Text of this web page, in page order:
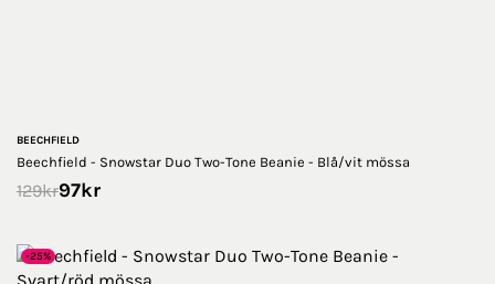
BEECHFIELD
Beechfield - Snowstar Duo Two-Tone Beanie - Blå/vit mössa
129kr97kr
-25%